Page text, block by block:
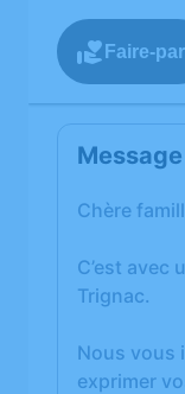
Faire-
Chère
C’est avec
Trignac.
Nous vous
exprimer